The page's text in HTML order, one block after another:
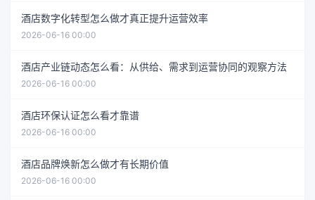
酒店数字化转型怎么做才真正提升运营效率
2026-06-16 00:00
酒店产业链动态怎么看：从供给、需求到运营协同的观察方法
2026-06-16 00:00
酒店环保认证怎么看才靠谱
2026-06-16 00:00
酒店品牌焕新怎么做才有长期价值
2026-06-16 00:00